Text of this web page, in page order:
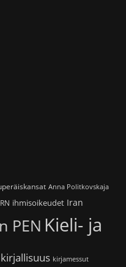
Anna Politkovskaja
ihmisoikeudet Iran
PEN Kieli- ja
kirjallisuus kirjamessut